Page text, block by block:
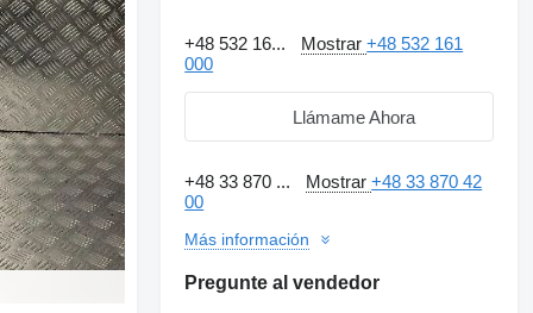
+48 532 16... Mostrar+48 532 161
000
Llámame Ahora
+48 33 870 ... Mostrar+48 33 870 42
00
Más información
Pregunte al vendedor